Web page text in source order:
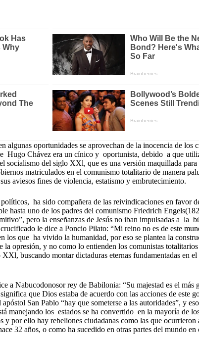
algunas oportunidades se aprovechan de la inocencia de los
Hugo Chávez era un cínico y oportunista, debido a que
socialismo del siglo XXl, que es una versión maquillada
matriculados en el comunismo totalitario de manera
aviesos fines de violencia, estatismo y embrutecimiento.
ha sido compañera de las reivindicaciones en favor
hasta uno de los padres del comunismo Friedrich
pero la enseñanzas de Jesús no iban impulsadas a la
le dice a Poncio Pilato: “Mi reino no es de este
los que ha vivido la humanidad, por eso se plantea la
opresión, y no como lo entienden los comunistas
buscando montar dictaduras eternas fundamentadas en
a Nabucodonosor rey de Babilonia: “Su majestad es el más
que Dios estaba de acuerdo con las acciones de este
San Pablo “hay que someterse a las autoridades”, y
manejando los estados se ha convertido en la mayoría de
y por ello hay rebeliones ciudadanas como las que ocurrieron
32 años, o como ha sucedido en otras partes del mundo en